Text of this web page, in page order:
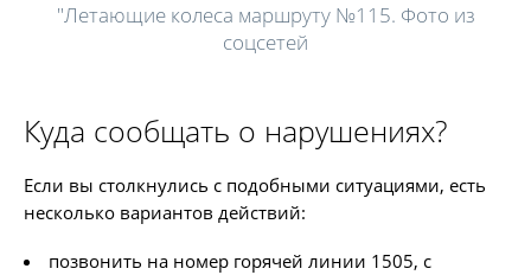
"Летающие колеса маршруту №115. Фото из
соцсетей
Куда сообщать о нарушениях?
Если вы столкнулись с подобными ситуациями, есть
несколько вариантов действий:
позвонить на номер горячей линии 1505, с